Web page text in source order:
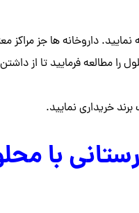
داروخانه ها جز مراکز
مطالعه فرمایید تا از
خریداری نمایید.
با